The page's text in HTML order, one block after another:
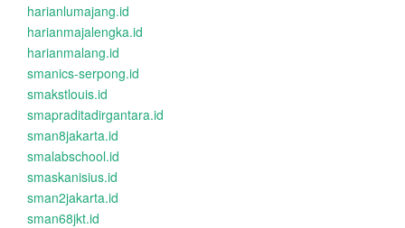
harianlumajang.id
harianmajalengka.id
harianmalang.id
smanics-serpong.id
smakstlouis.id
smapraditadirgantara.id
sman8jakarta.id
smalabschool.id
smaskanisius.id
sman2jakarta.id
sman68jkt.id